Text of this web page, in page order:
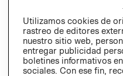
Utilizamos cookies de
rastreo de editores
nuestro sitio web,
entregar publicidad
boletines informativos
sociales. Con ese fin,